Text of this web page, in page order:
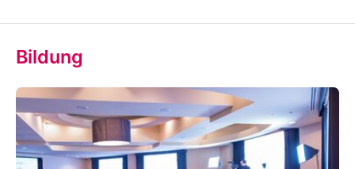
Bildung